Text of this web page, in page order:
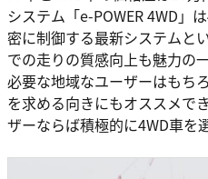
システム「e-POWER 4WD」
密に制御する最新システムと
での走りの質感向上も魅力の
必要な地域なユーザーはもち
を求める向きにもオススメで
ザーならば積極的に4WD車を